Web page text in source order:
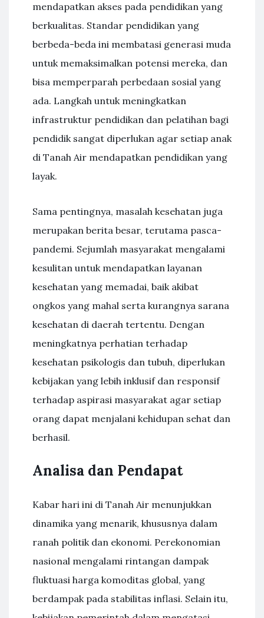
mendapatkan akses pada pendidikan yang
berkualitas. Standar pendidikan yang
berbeda-beda ini membatasi generasi muda
untuk memaksimalkan potensi mereka, dan
bisa memperparah perbedaan sosial yang
ada. Langkah untuk meningkatkan
infrastruktur pendidikan dan pelatihan bagi
pendidik sangat diperlukan agar setiap anak
di Tanah Air mendapatkan pendidikan yang
layak.
Sama pentingnya, masalah kesehatan juga
merupakan berita besar, terutama pasca-
pandemi. Sejumlah masyarakat mengalami
kesulitan untuk mendapatkan layanan
kesehatan yang memadai, baik akibat
ongkos yang mahal serta kurangnya sarana
kesehatan di daerah tertentu. Dengan
meningkatnya perhatian terhadap
kesehatan psikologis dan tubuh, diperlukan
kebijakan yang lebih inklusif dan responsif
terhadap aspirasi masyarakat agar setiap
orang dapat menjalani kehidupan sehat dan
berhasil.
Analisa dan Pendapat
Kabar hari ini di Tanah Air menunjukkan
dinamika yang menarik, khususnya dalam
ranah politik dan ekonomi. Perekonomian
nasional mengalami rintangan dampak
fluktuasi harga komoditas global, yang
berdampak pada stabilitas inflasi. Selain itu,